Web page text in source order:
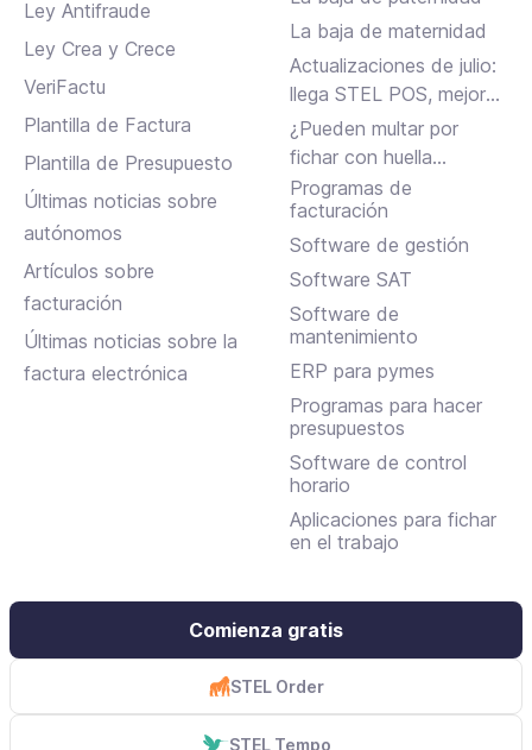
Ley Antifraude
Ley Crea y Crece
VeriFactu
Plantilla de Factura
Plantilla de Presupuesto
Últimas noticias sobre
autónomos
Artículos sobre
facturación
Últimas noticias sobre la
factura electrónica
La baja de maternidad
Actualizaciones de julio:
llega STEL POS, mejoras
en Assistant, albaranes
en Inbox y más
¿Pueden multar por
fichar con huella
dactilar?
Programas de
facturación
Software de gestión
Software SAT
Software de
mantenimiento
ERP para pymes
Programas para hacer
presupuestos
Software de control
horario
Aplicaciones para fichar
en el trabajo
Comienza gratis
STEL Order
STEL Tempo